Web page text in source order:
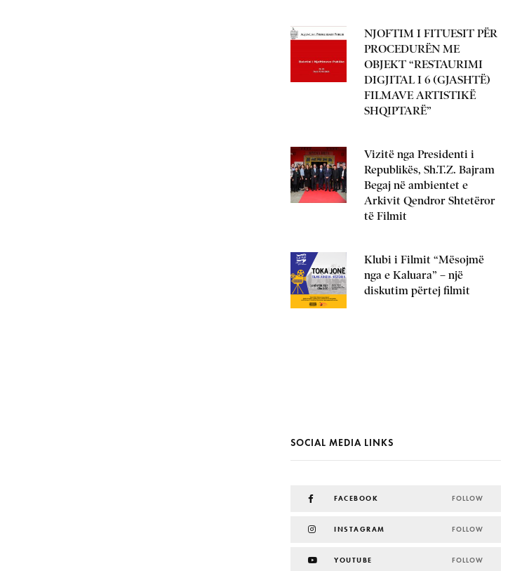
NJOFTIM I FITUESIT PËR
PROCEDURËN ME
OBJEKT “RESTAURIMI
DIGJITAL I 6 (GJASHTË)
FILMAVE ARTISTIKË
SHQIPTARË”
Vizitë nga Presidenti i
Republikës, Sh.T.Z. Bajram
Begaj në ambientet e
Arkivit Qendror Shtetëror
të Filmit
Klubi i Filmit “Mësojmë
nga e Kaluara” – një
diskutim përtej filmit
SOCIAL MEDIA LINKS
FACEBOOK FOLLOW
INSTAGRAM FOLLOW
YOUTUBE FOLLOW